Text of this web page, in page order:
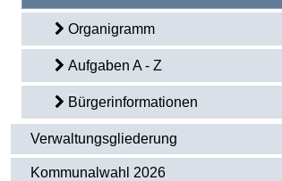
Organigramm
Aufgaben A - Z
Bürgerinformationen
Verwaltungsgliederung
Kommunalwahl 2026